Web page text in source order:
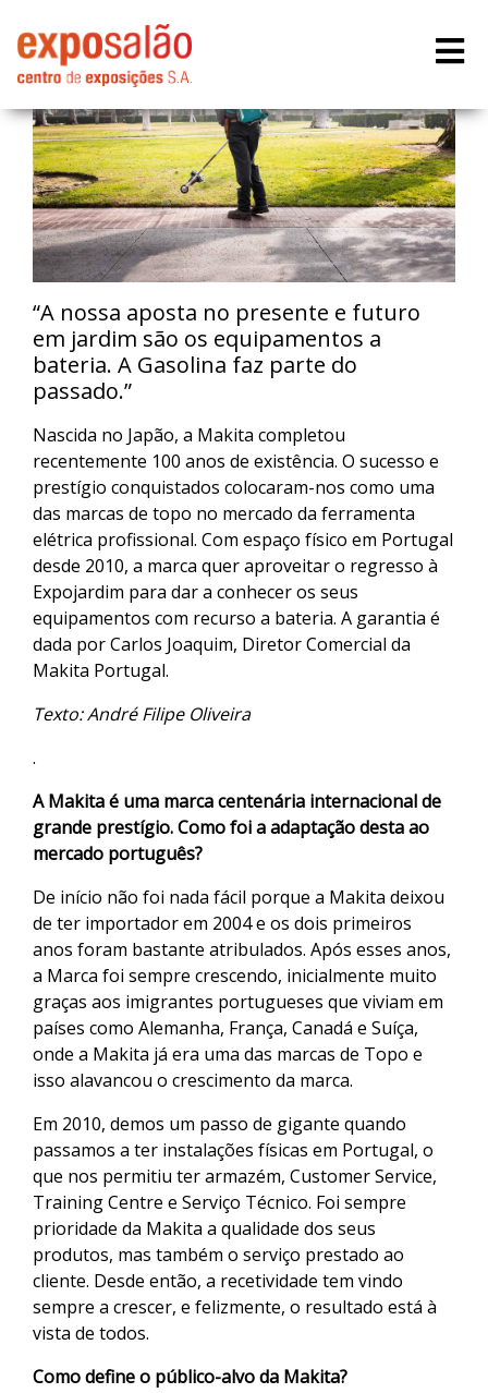
“A nossa aposta no presente e futuro
em jardim são os equipamentos a
bateria. A Gasolina faz parte do
passado.”
Nascida no Japão, a Makita completou
recentemente 100 anos de existência. O sucesso e
prestígio conquistados colocaram-nos como uma
das marcas de topo no mercado da ferramenta
elétrica profissional. Com espaço físico em Portugal
desde 2010, a marca quer aproveitar o regresso à
Expojardim para dar a conhecer os seus
equipamentos com recurso a bateria. A garantia é
dada por Carlos Joaquim, Diretor Comercial da
Makita Portugal.
Texto: André Filipe Oliveira
.
A Makita é uma marca centenária internacional de
grande prestígio. Como foi a adaptação desta ao
mercado português?
De início não foi nada fácil porque a Makita deixou
de ter importador em 2004 e os dois primeiros
anos foram bastante atribulados. Após esses anos,
a Marca foi sempre crescendo, inicialmente muito
graças aos imigrantes portugueses que viviam em
países como Alemanha, França, Canadá e Suíça,
onde a Makita já era uma das marcas de Topo e
isso alavancou o crescimento da marca.
Em 2010, demos um passo de gigante quando
passamos a ter instalações físicas em Portugal, o
que nos permitiu ter armazém, Customer Service,
Training Centre e Serviço Técnico. Foi sempre
prioridade da Makita a qualidade dos seus
produtos, mas também o serviço prestado ao
cliente. Desde então, a recetividade tem vindo
sempre a crescer, e felizmente, o resultado está à
vista de todos.
Como define o público-alvo da Makita?